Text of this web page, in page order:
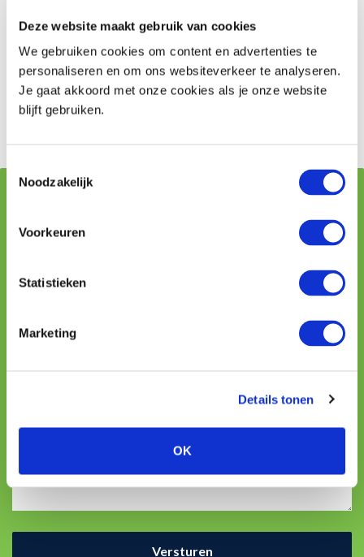
Deze website maakt gebruik van cookies
We gebruiken cookies om content en advertenties te
personaliseren en om ons websiteverkeer te analyseren.
Je gaat akkoord met onze cookies als je onze website
blijft gebruiken.
Toestemmingsselectie
Noodzakelijk
Voorkeuren
Statistieken
Marketing
Details tonen
OK
past bij u en uw vakantieplannen. Neem voor
persoonlijk advies contact op via 0172 611 116 of
vraag online een offerte voor de reisverzekering aan.